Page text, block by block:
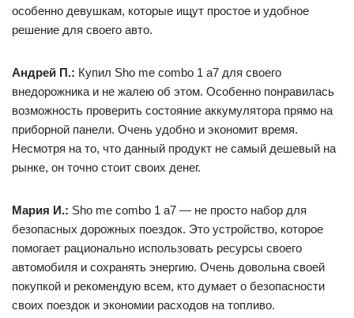
особенно девушкам, которые ищут простое и удобное
решение для своего авто.
Андрей П.: Купил Sho me combo 1 а7 для своего
внедорожника и не жалею об этом. Особенно понравилась
возможность проверить состояние аккумулятора прямо на
приборной панели. Очень удобно и экономит время.
Несмотря на то, что данный продукт не самый дешевый на
рынке, он точно стоит своих денег.
Мария И.: Sho me combo 1 а7 — не просто набор для
безопасных дорожных поездок. Это устройство, которое
помогает рационально использовать ресурсы своего
автомобиля и сохранять энергию. Очень довольна своей
покупкой и рекомендую всем, кто думает о безопасности
своих поездок и экономии расходов на топливо.